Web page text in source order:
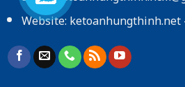
Website:ketoanhungthinh.net